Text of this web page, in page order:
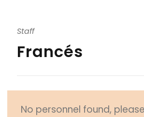
Staff
Francés
No personnel found,